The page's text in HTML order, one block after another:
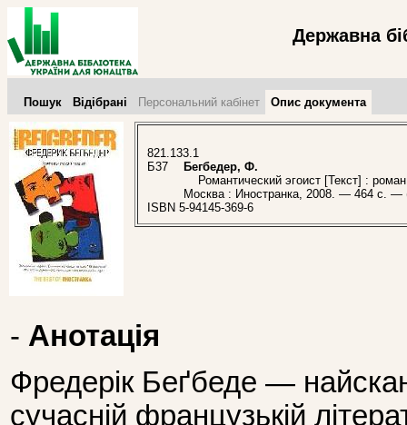
Державна
Пошук Відібрані Персональний кабінет Опис документа
821.133.1
Б37
Бегбедер, Ф.
Романтический эгоист [Текст] :
Москва : Иностранка, 2008. — 464 с. —
ISBN 5-94145-369-6
- Анотація
Фредерік Беґбеде —
сучасній французькій